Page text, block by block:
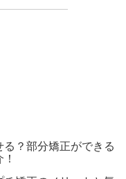
？部分矯正ができる